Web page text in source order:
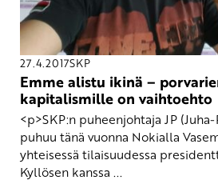
27.4.2017SKP
Emme alistu ikinä –
kapitalismille on vaihtoehto
<p>SKP:n puheenjohtaja JP
puhuu tänä vuonna Nokialla
yhteisessä tilaisuudessa
Kyllösen kanssa ...